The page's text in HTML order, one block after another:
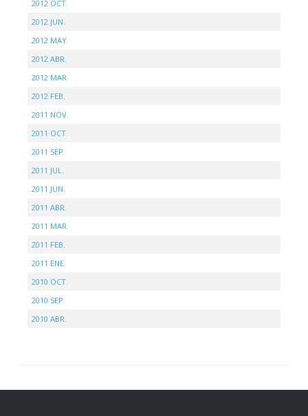
2012 OCT.
2012 JUN.
2012 MAY.
2012 ABR.
2012 MAR.
2012 FEB.
2011 NOV.
2011 OCT.
2011 SEP.
2011 JUL.
2011 JUN.
2011 ABR.
2011 MAR.
2011 FEB.
2011 ENE.
2010 OCT.
2010 SEP.
2010 ABR.